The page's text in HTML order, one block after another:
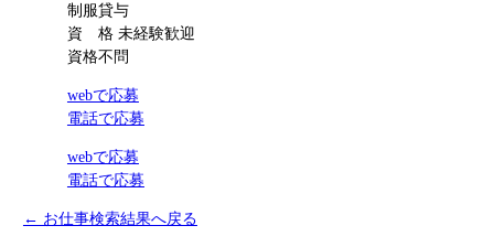
制服貸与
資 格 未経験歓迎
資格不問
webで応募
電話で応募
webで応募
電話で応募
← お仕事検索結果へ戻る